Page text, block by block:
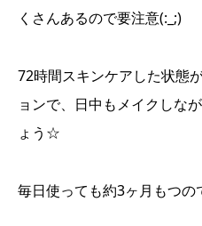
くさんあるので要注意(:_;)
72時間スキンケアした状態
ョンで、日中もメイクしな
ょう☆
毎日使っても約3ヶ月もつ